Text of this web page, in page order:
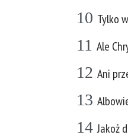
10 Tylko
11 Ale
12 Ani
13
14 Jakoż